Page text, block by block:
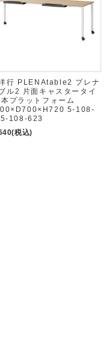
行 PLENAtable2 プレナ
ル2 片面キャスタータイ
プラットフォーム
5-108-
108-623
(税込)